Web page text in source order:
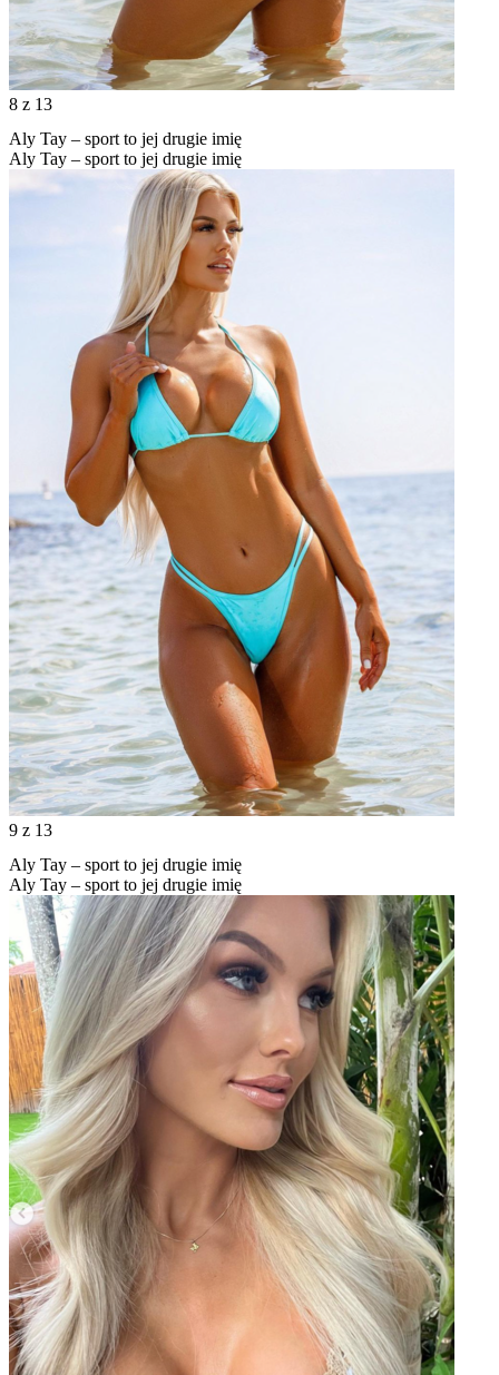
8 z 13
Aly Tay – sport to jej drugie imię
Aly Tay – sport to jej drugie imię
9 z 13
Aly Tay – sport to jej drugie imię
Aly Tay – sport to jej drugie imię